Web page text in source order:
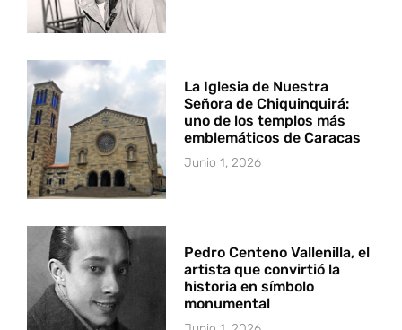
La Iglesia de Nuestra
Señora de Chiquinquirá:
uno de los templos más
emblemáticos de Caracas
Junio 1, 2026
Pedro Centeno Vallenilla, el
artista que convirtió la
historia en símbolo
monumental